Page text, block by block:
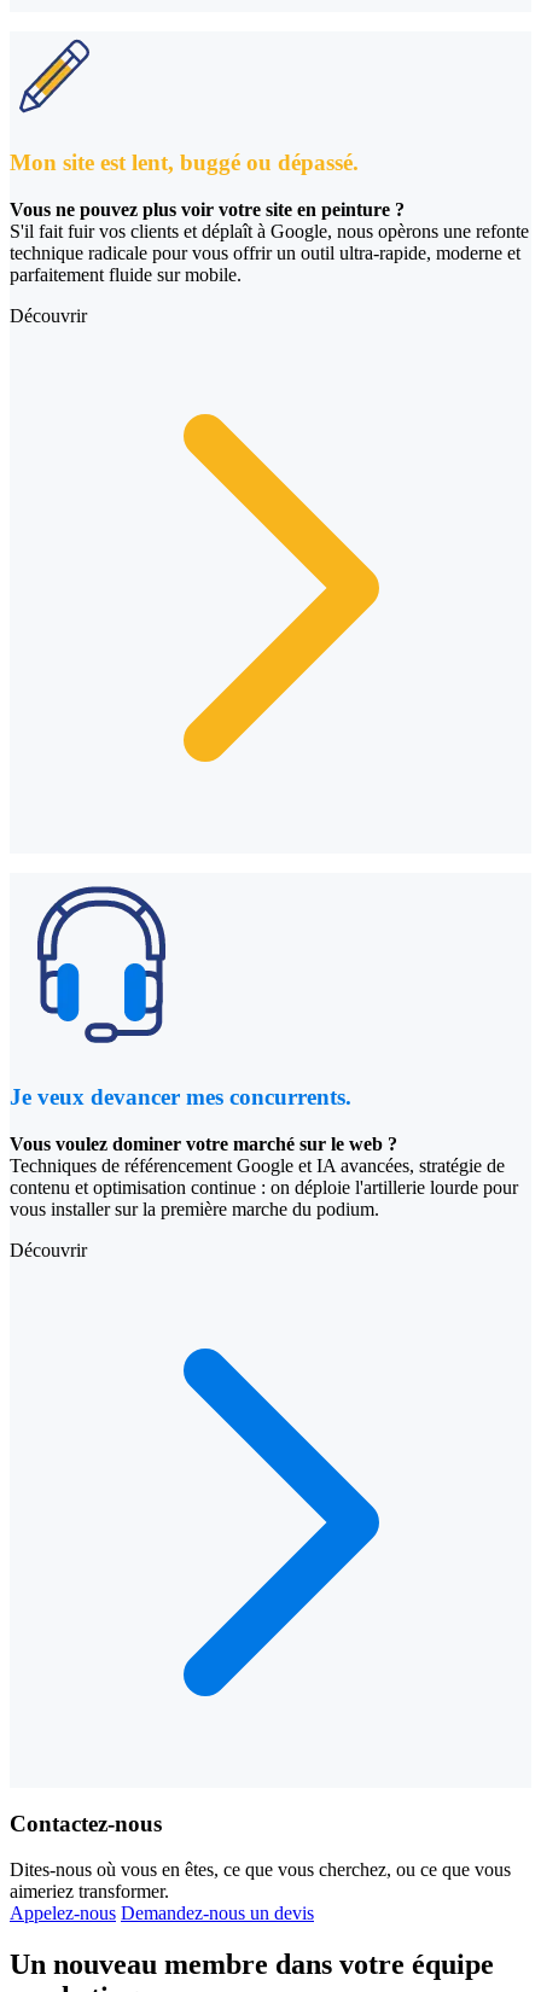
Mon site est lent, buggé ou dépassé.
Vous ne pouvez plus voir votre site en peinture ?
S'il fait fuir vos clients et déplaît à Google, nous opèrons une refonte
technique radicale pour vous offrir un outil ultra-rapide, moderne et
parfaitement fluide sur mobile.
Découvrir
Je veux devancer mes concurrents.
Vous voulez dominer votre marché sur le web ?
Techniques de référencement Google et IA avancées, stratégie de
contenu et optimisation continue : on déploie l'artillerie lourde pour
vous installer sur la première marche du podium.
Découvrir
Contactez-nous
Dites-nous où vous en êtes, ce que vous cherchez, ou ce que vous
aimeriez transformer.
Appelez-nous Demandez-nous un devis
Un nouveau membre dans votre équipe